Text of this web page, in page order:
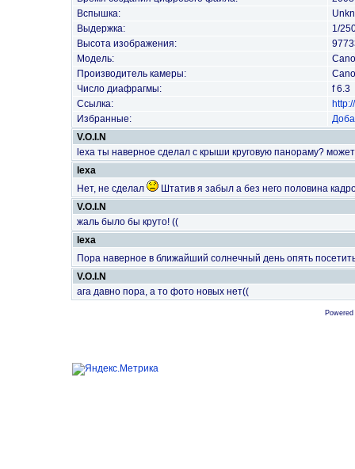
Вспышка:
Выдержка:
1/
Высота изображения:
Модель:
Производитель камеры:
Число диафрагмы:
f 6.3
Ссылка:
Избранные:
V.O.I.N
lexa ты наверное сделал с крыши круговую панораму?
lexa
Нет, не сделал
Штатив я забыл а без него половина
V.O.I.N
жаль было бы круто! ((
lexa
Пора наверное в ближайший солнечный день опять
V.O.I.N
ага давно пора, а то фото новых нет((